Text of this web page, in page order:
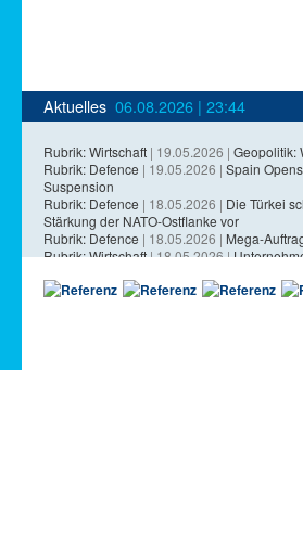
Aktuelles 06.08.2026 | 23:44
Rubrik: Wirtschaft | 19.05.2026 | Geopolitik:
Rubrik: Defence | 19.05.2026 | Spain
Suspension
Rubrik: Defence | 18.05.2026 | Die Türkei
Stärkung der NATO-Ostflanke vor
Rubrik: Defence | 18.05.2026 | Mega-
Rubrik: Wirtschaft| 18.05.2026 |